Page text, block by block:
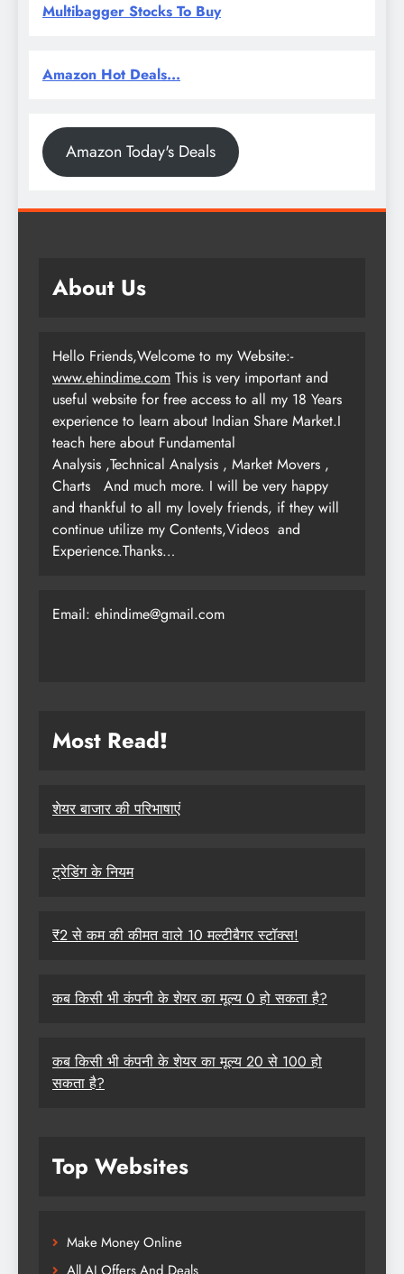
Multibagger Stocks To Buy
Amazon Hot Deals...
Amazon Today's Deals
About Us
Hello Friends,Welcome to my Website:-
www.ehindime.com This is very important and
useful website for free access to all my 18 Years
experience to learn about Indian Share Market.I
teach here about Fundamental
Analysis ,Technical Analysis , Market Movers ,
Charts
And much more. I will be very happy
and thankful to all my lovely friends, if they will
continue utilize my Contents,Videos and
Experience.Thanks…
Email: ehindime@gmail.com
Most Read!
शेयर बाजार की परिभाषाएं
ट्रेडिंग के नियम
₹2 से कम की कीमत वाले 10 मल्टीबैगर स्टॉक्स!
कब किसी भी कंपनी के शेयर का मूल्य 0 हो सकता है?
कब किसी भी कंपनी के शेयर का मूल्य 20 से 100 हो
सकता है?
Top Websites
Make Money Online